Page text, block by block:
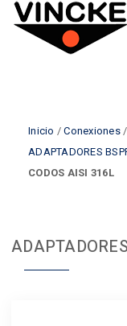
Inicio /Conexiones/
ADAPTADORES
CODOS AISI 316L